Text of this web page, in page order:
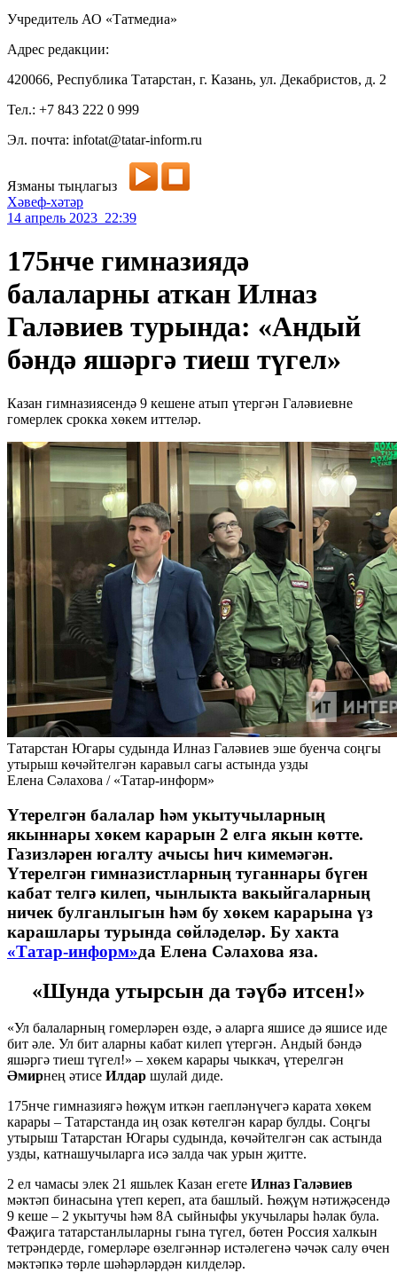
Учредитель АО «Татмедиа»
Адрес редакции:
420066, Республика Татарстан, г. Казань, ул. Декабристов, д. 2
Тел.: +7 843 222 0 999
Эл. почта: infotat@tatar-inform.ru
Язманы тыңлагыз
Хәвеф-хәтәр
14 апрель 2023 22:39
175нче гимназиядә
балаларны аткан Илназ
Галәвиев турында: «Андый
бәндә яшәргә тиеш түгел»
Казан гимназиясендә 9 кешене атып үтергән Галәвиевне
гомерлек срокка хөкем иттеләр.
Татарстан Югары судында Илназ Галәвиев эше буенча соңгы
утырыш көчәйтелгән каравыл сагы астында узды
Елена Сәлахова / «Татар-информ»
Үтерелгән балалар һәм укытучыларның
якыннары хөкем карарын 2 елга якын көтте.
Газизләрен югалту ачысы һич кимемәгән.
Үтерелгән гимназистларның туганнары бүген
кабат телгә килеп, чынлыкта вакыйгаларның
ничек булганлыгын һәм бу хөкем карарына үз
карашлары турында сөйләделәр. Бу хакта
«Татар-информ»да Елена Сәлахова яза.
«Шунда утырсын да тәүбә итсен!»
«Ул балаларның гомерләрен өзде, ә аларга яшисе дә яшисе иде
бит әле. Ул бит аларны кабат килеп үтергән. Андый бәндә
яшәргә тиеш түгел!» – хөкем карары чыккач, үтерелгән
Әмирнең әтисе Илдар шулай диде.
175нче гимназиягә һөҗүм иткән гаепләнүчегә карата хөкем
карары – Татарстанда иң озак көтелгән карар булды. Соңгы
утырыш Татарстан Югары судында, көчәйтелгән сак астында
узды, катнашучыларга исә залда чак урын җитте.
2 ел чамасы элек 21 яшьлек Казан егете Илназ Галәвиев
мәктәп бинасына үтеп кереп, ата башлый. Һөҗүм нәтиҗәсендә
9 кеше – 2 укытучы һәм 8А сыйныфы укучылары һәлак була.
Фаҗига татарстанлыларны гына түгел, бөтен Россия халкын
тетрәндерде, гомерләре өзелгәннәр истәлегенә чәчәк салу өчен
мәктәпкә төрле шәһәрләрдән килделәр.